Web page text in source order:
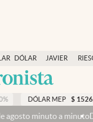
DÓLAR
BLUE
JAVIER
DÓLAR MEP $ 1526,03
minuto a minutoDólar